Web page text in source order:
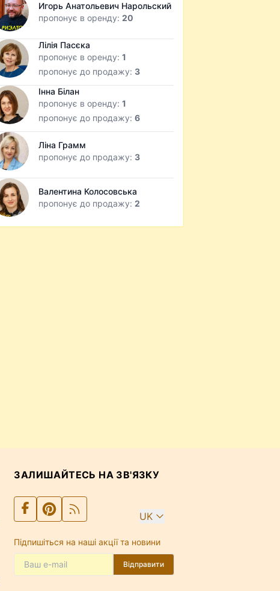
Игорь Анатольевич Нарольский
пропонує в оренду:20
Лілія Пасєка
пропонує в оренду:1
пропонує до продажу: 3
Інна Білан
пропонує в оренду:1
пропонує до продажу:6
Ліна Грамм
пропонує до продажу: 3
Валентина Колосовська
пропонує до продажу:2
ЗАЛИШАЙТЕСЬ НА ЗВ'ЯЗКУ
UK
Підпишіться на наші акції та новини
Відправити